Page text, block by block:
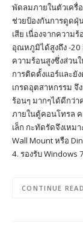
พัดลมภายในตัวเครื่
ช่วยป้องกันการดูดฝุ่
เสีย เนื่องจากควา
อุณหภูมิได้สูงถึง -20
ความร้อนสูงซึ่งส่วน
การติดตั้งแอร์และยั
เกรดอุตสาหกรรม
ร้อนๆ มากๆได้ดีกว่
ภายในตู้คอนโทรล
เล็ก กะทัดรัดจึงเหม
Wall Mount หรือ
4. รองรับ Windows
CONTINUE